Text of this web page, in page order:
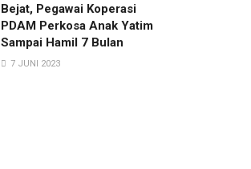
Bejat, Pegawai Koperasi
PDAM Perkosa Anak Yatim
Sampai Hamil 7 Bulan
7 JUNI 2023